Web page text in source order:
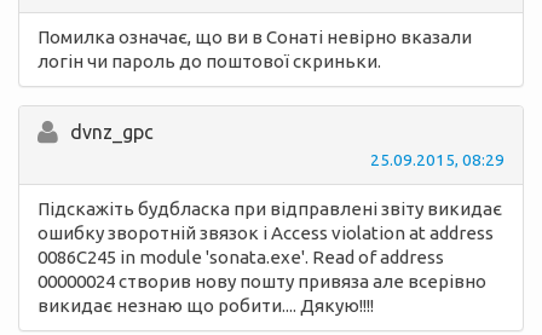
Помилка означає, що ви в Сонаті невірно вказали
логін чи пароль до поштової скриньки.
dvnz_gpc
25.09.2015, 08:29
Підскажіть будбласка при відправлені звіту викидає
ошибку зворотній звязок і Access violation at address
0086C245 in module 'sonata.exe'. Read of address
00000024 створив нову пошту привяза але всерівно
викидає незнаю що робити.... Дякую!!!!